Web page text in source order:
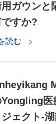
ガウンと
すか?
読む
Yongling医
ェクト-